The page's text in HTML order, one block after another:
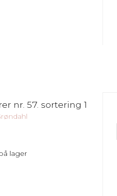
nr. 57. sortering 1
lager